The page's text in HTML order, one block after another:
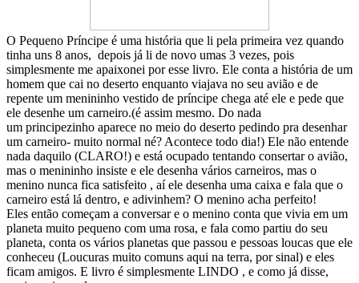
O Pequeno Príncipe é uma história que li pela primeira vez quando
tinha uns 8 anos, depois já li de novo umas 3 vezes, pois
simplesmente me apaixonei por esse livro. Ele conta a história de um
homem que cai no deserto enquanto viajava no seu avião e de
repente um menininho vestido de príncipe chega até ele e pede que
ele desenhe um carneiro.(é assim mesmo. Do nada
um principezinho aparece no meio do deserto pedindo pra desenhar
um carneiro- muito normal né? Acontece todo dia!) Ele não entende
nada daquilo (CLARO!) e está ocupado tentando consertar o avião,
mas o menininho insiste e ele desenha vários carneiros, mas o
menino nunca fica satisfeito , aí ele desenha uma caixa e fala que o
carneiro está lá dentro, e adivinhem? O menino acha perfeito!
Eles então começam a conversar e o menino conta que vivia em um
planeta muito pequeno com uma rosa, e fala como partiu do seu
planeta, conta os vários planetas que passou e pessoas loucas que ele
conheceu (Loucuras muito comuns aqui na terra, por sinal) e eles
ficam amigos. E livro é simplesmente LINDO , e como já disse,